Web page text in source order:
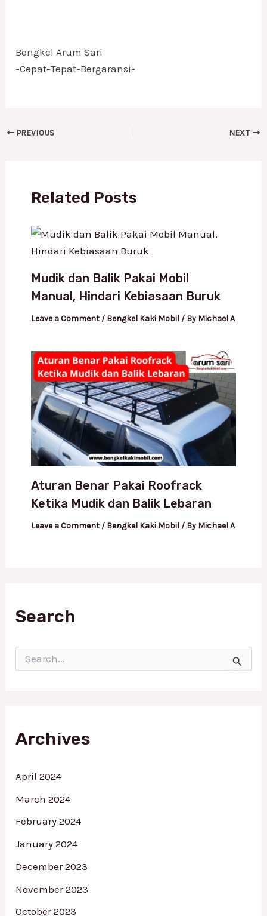
Bengkel Arum Sari
-Cepat-Tepat-Bergaransi-
PREVIOUS NEXT
Related Posts
Mudik dan Balik Pakai Mobil
Manual, Hindari Kebiasaan Buruk
Leave a Comment / Bengkel Kaki Mobil/ By Michael A
Aturan Benar Pakai Roofrack
Ketika Mudik dan Balik Lebaran
Leave a Comment / Bengkel Kaki Mobil/ By Michael A
Search
e
o
Archives
April 2024
March 2024
February 2024
January 2024
December 2023
November 2023
October 2023